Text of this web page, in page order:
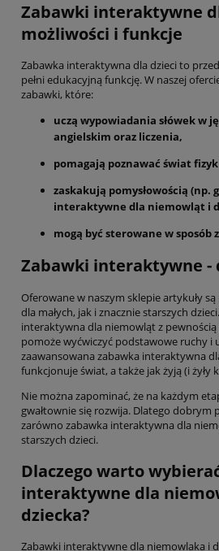
Zabawki interaktywne
możliwości i funkcje
Zabawka interaktywna dla dzieci to
pełni edukacyjną funkcję. W naszej
zabawki, które:
uczą wypowiadania słówek w
angielskim oraz liczenia,
pomagają poznawać świat
zaskakują pomysłowością (np.
interaktywne dla niemowląt i
mogą być sterowane w sposób
Zabawki interaktywne -
Oferowane w naszym sklepie artykuły
dla małych, jak i znacznie starszych
interaktywna dla niemowląt z pewnością
pomoże wyćwiczyć podstawowe ruchy i
zaawansowana zabawka interaktywna
funkcjonuje świat, a także jak żyją (i żyły
Nie można zapominać, że na każdym
gwałtownie się rozwija. Dlatego dobrym
zarówno zabawka interaktywna dla
starszych dzieci.
Dlaczego warto
interaktywne dla
dziecka?
Zabawki interaktywne dla niemowlaka i